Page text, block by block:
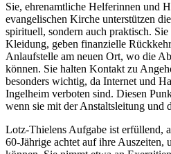
Sie, ehrenamtliche Helferinnen und
evangelischen Kirche unterstützen
spirituell, sondern auch praktisch.
Kleidung, geben finanzielle
Anlaufstelle am neuen Ort, wo die
können. Sie halten Kontakt zu
besonders wichtig, da Internet und
Ingelheim verboten sind. Diesen
wenn sie mit der Anstaltsleitung und
Lotz-Thielens Aufgabe ist erfüllend,
60-Jährige achtet auf ihre Auszeiten,